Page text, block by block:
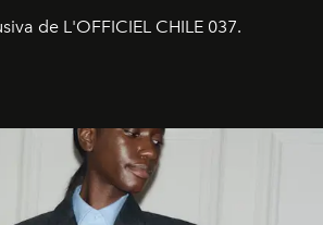
de L'OFFICIEL CHILE 037.